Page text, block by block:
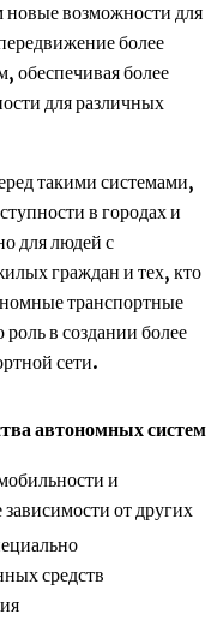
новые возможности для
более
обеспечивая более
для различных
такими системами,
в городах и
для людей с
граждан и тех, кто
транспортные
в создании более
сети.
автономных систем
и
от других
средств